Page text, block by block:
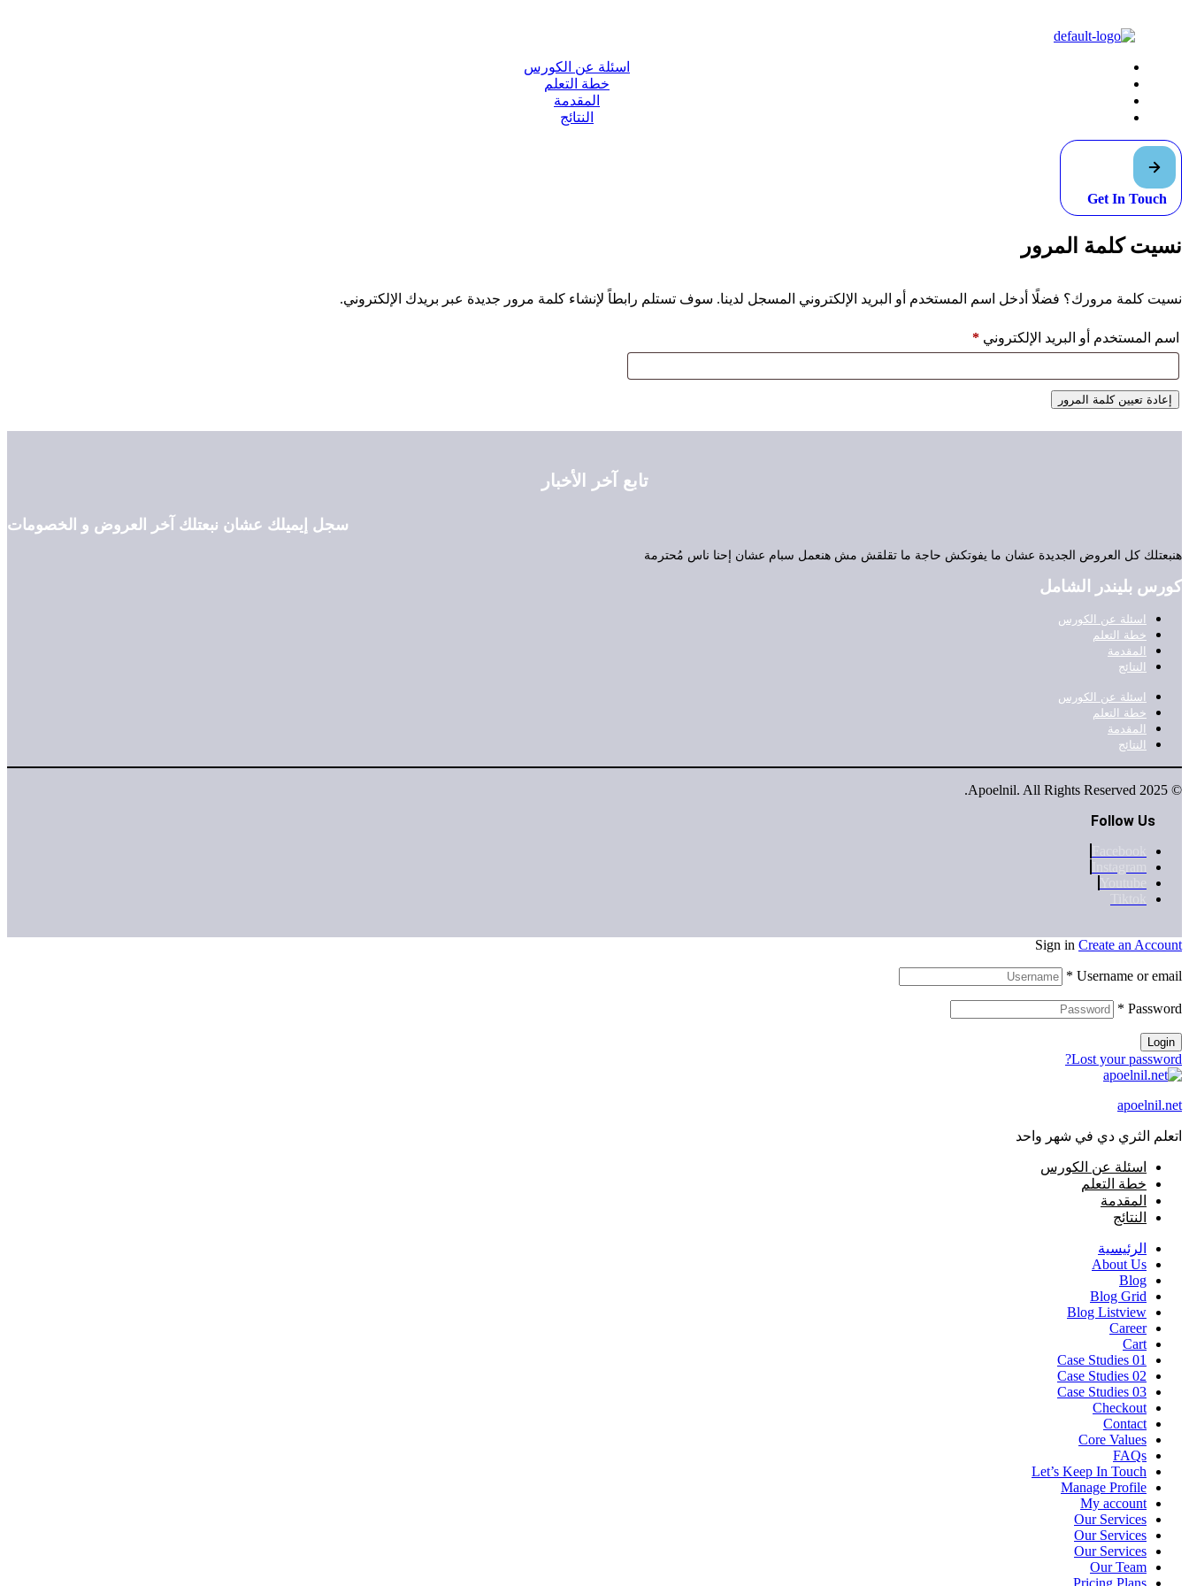
اسئلة عن الكورس
خطة التعلم
المقدمة
النتائج
Get In Touch
نسيت كلمة المرور
نسيت كلمة مرورك؟ فضلًا أدخل اسم المستخدم أو البريد الإلكتروني المسجل لدينا. سوف تستلم رابطاً لإنشاء كلمة مرور جديدة عبر بريدك الإلكتروني.
اسم المستخدم أو البريد الإلكتروني *مطلوبة
إعادة تعيين كلمة المرور
تابع آخر الأخبار
سجل إيميلك عشان نبعتلك آخر العروض و الخصومات
هنبعتلك كل العروض الجديدة عشان ما يفوتكش حاجة ما تقلقش مش هنعمل سبام عشان إحنا ناس مُحترمة
كورس بليندر الشامل
اسئلة عن الكورس
خطة التعلم
المقدمة
النتائج
اسئلة عن الكورس
خطة التعلم
المقدمة
النتائج
© 2025 Apoelnil. All Rights Reserved.
Follow Us
Sign in Create an Account
Username or email
*
Password
*
Login
Lost your password?
apoelnil.net
اتعلم الثري دي في شهر واحد
اسئلة عن الكورس
خطة التعلم
المقدمة
النتائج
الرئيسية
About Us
Blog
Blog Grid
Blog Listview
Career
Cart
Case Studies 01
Case Studies 02
Case Studies 03
Checkout
Contact
Core Values
FAQs
Let’s Keep In Touch
Manage Profile
My account
Our Services
Our Services
Our Services
Our Team
Pricing Plans